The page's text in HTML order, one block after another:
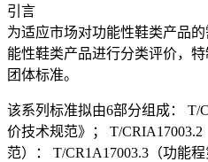
引言
为适应市场对功能性鞋类产品
能性鞋类产品进行分类评价，
团体标准。
该系列标准拟由6部分组成： T/
价技术规范》； T/
范）： T/CR1A17003.3（功能